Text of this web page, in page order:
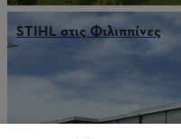
STIHL στις Φιλιππίνες